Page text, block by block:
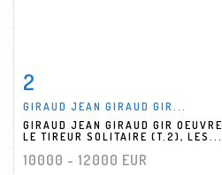
2
GIRAUD JEAN GIRAUD GIR...
GIRAUD JEAN GIRAUD GIR OEUVRE
LE TIREUR SOLITAIRE (T.2), LES...
10000 - 12000 EUR